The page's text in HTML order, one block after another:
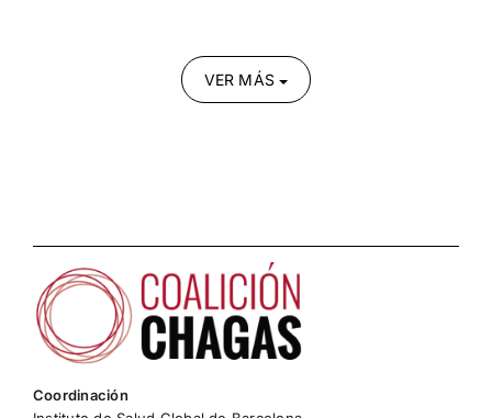
VER MÁS
Coordinación